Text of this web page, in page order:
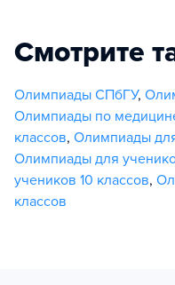
Смотрите
Олимпиады СПбГУ,
Олимпиады по
классов, Олимпиады
Олимпиады для
учеников 10 классов,
классов